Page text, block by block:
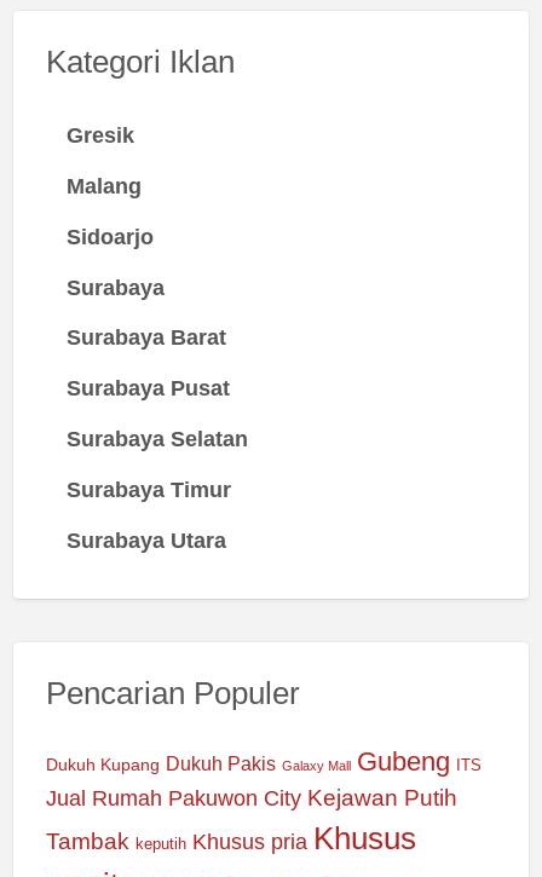
Kategori Iklan
Gresik
Malang
Sidoarjo
Surabaya
Surabaya Barat
Surabaya Pusat
Surabaya Selatan
Surabaya Timur
Surabaya Utara
Pencarian Populer
Dukuh Kupang Dukuh Pakis Galaxy Mall Gubeng ITS
Jual Rumah Pakuwon City Kejawan Putih
Tambak keputih Khusus pria Khusus